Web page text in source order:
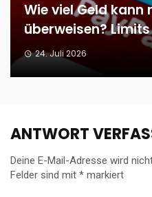
Wie viel Geld kann
überweisen?
24. Juli 2026
ANTWORT
Deine E-Mail-Adresse wird
Felder sind mit * markiert